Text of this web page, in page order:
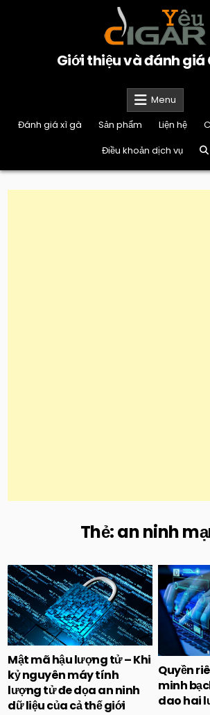
Giới thiệu và đánh giá
Menu
Đánh giá xì gà
Sản phẩm Liện hệ
Điều khoản dịch vụ
Thẻ:an ninh
Posted
in
Mật mã hậu lượng tử – Khi
kỷ nguyên máy tính
lượng tử đe dọa an ninh
dữ liệu của cả thế giới
in
Quyền
minh
dao hai